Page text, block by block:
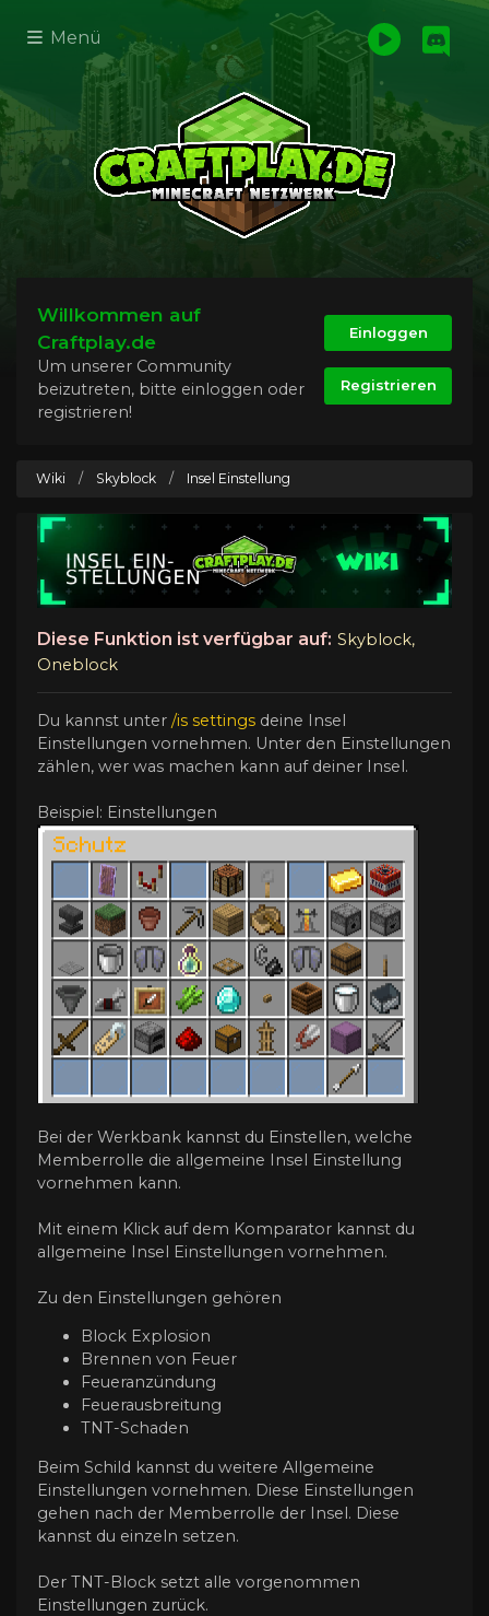
Menü
Willkommen auf
Craftplay.de
Um unserer Community
beizutreten, bitte einloggen oder
registrieren!
Einloggen
Registrieren
Wiki / Skyblock / Insel Einstellung
Diese Funktion ist verfügbar auf: Skyblock,
Oneblock
Du kannst unter /is settings deine Insel
Einstellungen vornehmen. Unter den Einstellungen
zählen, wer was machen kann auf deiner Insel.
Beispiel: Einstellungen
Bei der Werkbank kannst du Einstellen, welche
Memberrolle die allgemeine Insel Einstellung
vornehmen kann.
Mit einem Klick auf dem Komparator kannst du
allgemeine Insel Einstellungen vornehmen.
Zu den Einstellungen gehören
Block Explosion
Brennen von Feuer
Feueranzündung
Feuerausbreitung
TNT-Schaden
Beim Schild kannst du weitere Allgemeine
Einstellungen vornehmen. Diese Einstellungen
gehen nach der Memberrolle der Insel. Diese
kannst du einzeln setzen.
Der TNT-Block setzt alle vorgenommen
Einstellungen zurück.